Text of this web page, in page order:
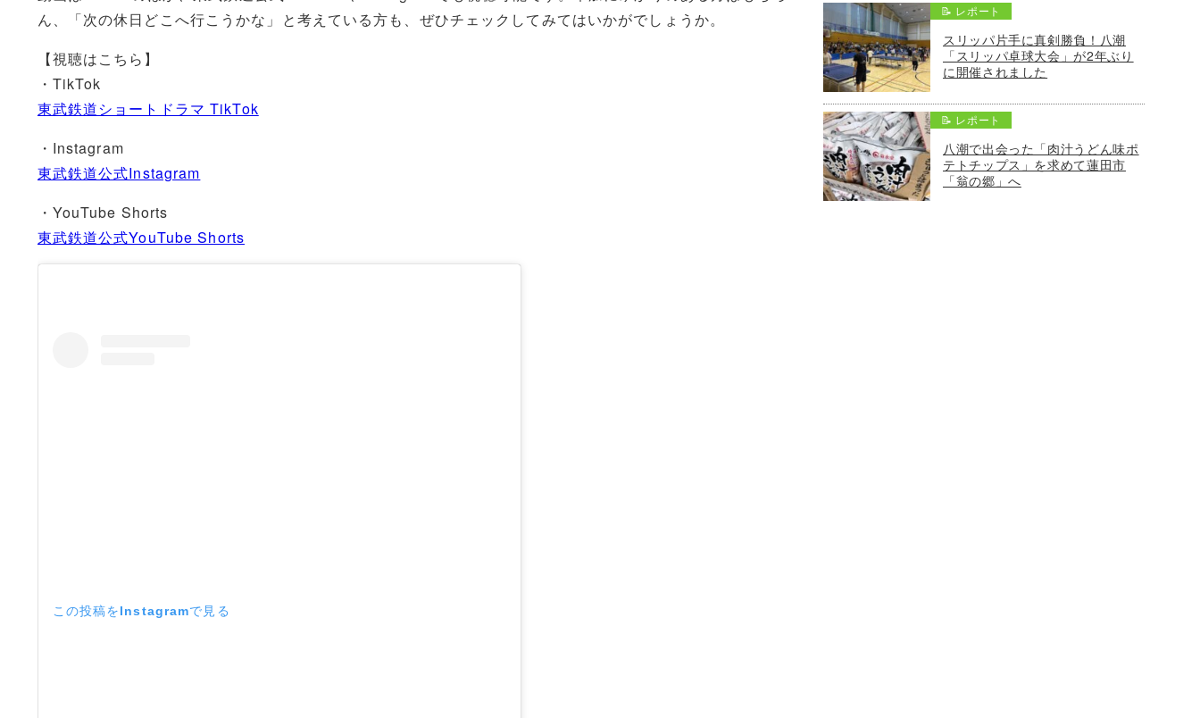
ん、「次の休日どこへ行こうかな」と考えている方も、ぜひチェックしてみてはいかがでしょうか。
【視聴はこちら】
・TikTok
東武鉄道ショートドラマ TikTok
・Instagram
東武鉄道公式Instagram
・YouTube Shorts
東武鉄道公式YouTube Shorts
この投稿をInstagramで見る
📝 レポート
スリッパ片手に真剣勝負！八潮
「スリッパ卓球大会」が2年ぶり
に開催されました
📝 レポート
八潮で出会った「肉汁うどん味ポ
テトチップス」を求めて蓮田市
「翁の郷」へ